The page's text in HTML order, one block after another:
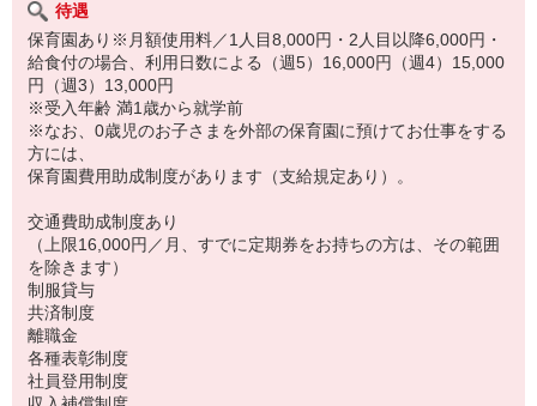
待遇
保育園あり※月額使用料／1人目8,000円・2人目以降6,000円・
給食付の場合、利用日数による（週5）16,000円（週4）15,000
円（週3）13,000円
※受入年齢 満1歳から就学前
※なお、0歳児のお子さまを外部の保育園に預けてお仕事をする
方には、
保育園費用助成制度があります（支給規定あり）。
交通費助成制度あり
（上限16,000円／月、すでに定期券をお持ちの方は、その範囲
を除きます）
制服貸与
共済制度
離職金
各種表彰制度
社員登用制度